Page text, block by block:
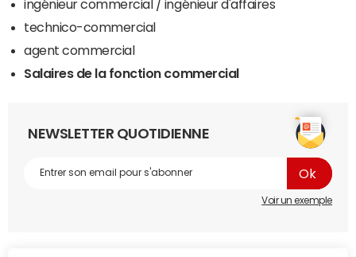
ingénieur commercial / ingénieur d'affaires
technico-commercial
agent commercial
Salaires de la fonction commercial
NEWSLETTER QUOTIDIENNE
Voir un exemple